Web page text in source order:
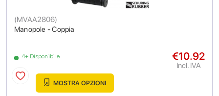
Manopole - Coppia
(MVAA2806)
4+ Disponibile €10.92
Incl. IVA
MOSTRA OPZIONI